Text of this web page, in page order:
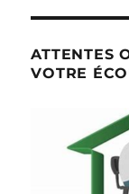
ATTENTES
VOTRE